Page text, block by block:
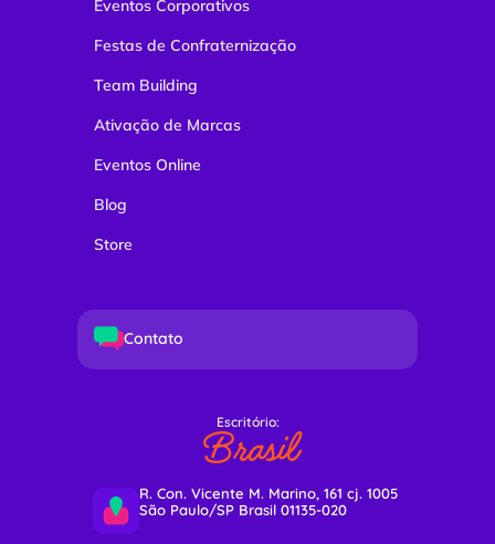
Eventos Corporativos
Festas de Confraternização
Team Building
Ativação de Marcas
Eventos Online
Blog
Store
Contato
Escritório:
Brasil
R. Con. Vicente M. Marino, 161 cj. 1005
São Paulo/SP Brasil 01135-020